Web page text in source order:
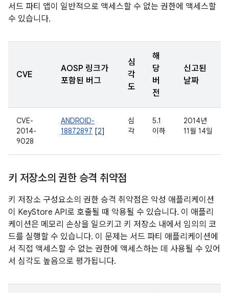
서드 파티 앱이 일반적으로 액세스할 수 없는 권한에 액세스할
수 있습니다.
CVE
AOSP 링크가
포함된 버그
심
각
도
해
당
버
전
신고된
날짜
CVE-
2014-
9028
ANDROID-
18872897 [2]
심
각
5.1
이하
2014년
11월 14일
키 저장소의 권한 승격 취약점
키 저장소 구성요소의 권한 승격 취약점은 악성 애플리케이션
이 KeyStore API로 호출될 때 악용될 수 있습니다. 이 애플리
케이션은 메모리 손상을 일으키고 키 저장소 내에서 임의의 코
드를 실행할 수 있습니다. 이 문제는 서드 파티 애플리케이션에
서 직접 액세스할 수 없는 권한에 액세스하는 데 사용될 수 있어
서 심각도 높음으로 평가됩니다.